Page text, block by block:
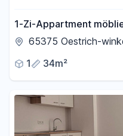
1-Zi-Appartment
in Oestrich-winkel
65375 Oestrich-
1
34m²